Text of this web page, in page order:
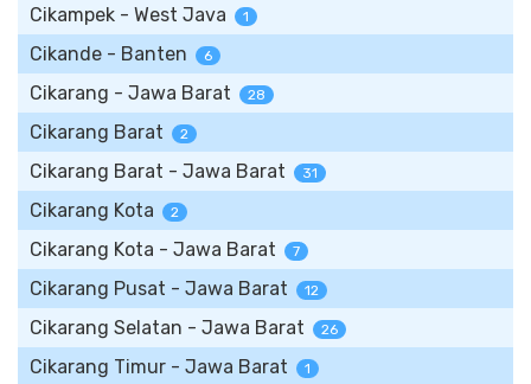
Cikampek - West Java 1
Cikande - Banten 6
Cikarang - Jawa Barat 28
Cikarang Barat 2
Cikarang Barat - Jawa Barat 31
Cikarang Kota 2
Cikarang Kota - Jawa Barat 7
Cikarang Pusat - Jawa Barat 12
Cikarang Selatan - Jawa Barat 26
Cikarang Timur - Jawa Barat 1